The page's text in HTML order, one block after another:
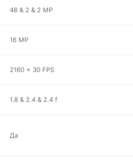
48 & 2 & 2 MP
16 MP
2160 x 30 FPS
1.8 & 2.4 & 2.4 f
Да